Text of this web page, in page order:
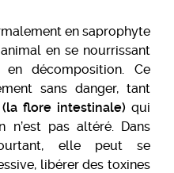
en saprophyte
en se nourrissant
décomposition. Ce
sans danger, tant
flore intestinale) qui
pas altéré. Dans
elle peut se
libérer des toxines